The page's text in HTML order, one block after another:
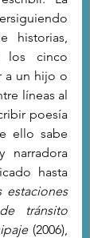
historias,
los cinco
a un hijo o
líneas al
poesía
ello sabe
narradora
hasta
estaciones
(2006),